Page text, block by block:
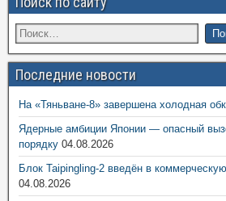
Последние новости
На «Тяньване-8» завершена холодная
Ядерные амбиции Японии — опасный
порядку 04.08.2026
Блок Taipingling-2 введён в
04.08.2026